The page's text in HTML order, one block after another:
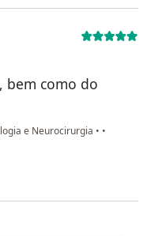
bem como do
e Neurocirurgia • •